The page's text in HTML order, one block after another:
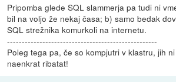
Pripomba glede SQL slammerja pa tudi ni
bil na voljo že nekaj časa; b) samo bedak
SQL strežnika komurkoli na internetu.
---------------------------------------------------
Poleg tega pa, če so kompjutri v klastru, jih
naenkrat ribatat!